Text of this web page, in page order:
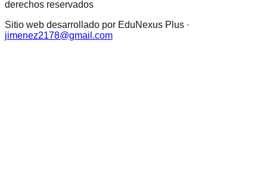
derechos reservados
Sitio web desarrollado por EduNexus Plus ·
jimenez2178@gmail.com